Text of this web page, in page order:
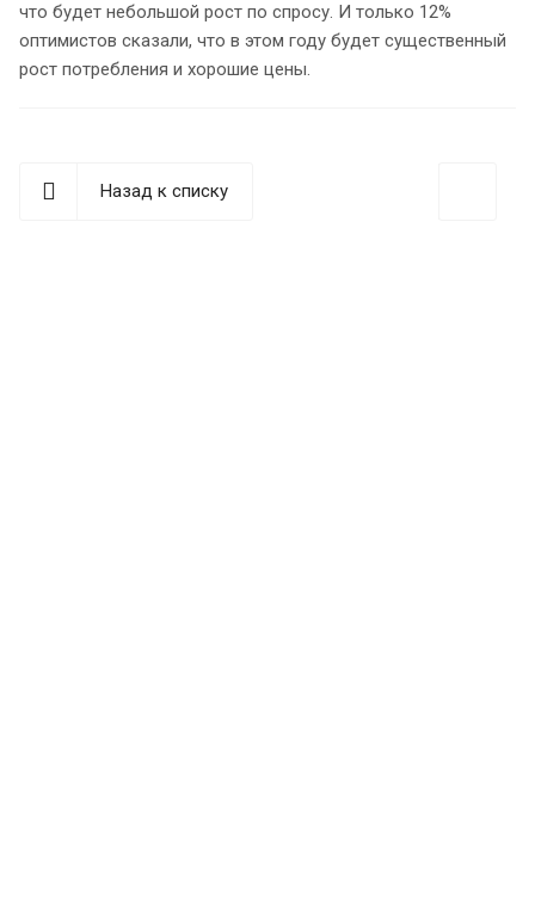
что будет небольшой рост по спросу. И только 12%
оптимистов сказали, что в этом году будет существенный
рост потребления и хорошие цены.
Назад к списку